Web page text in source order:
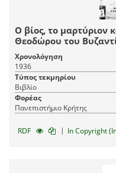
Ο βίος, το μαρτύριον
Θεοδώρου του
Χρονολόγηση
1936
Τύπος τεκμηρίου
Βιβλίο
Φορέας
Πανεπιστήμιο Κρήτης
RDF | In Copyright